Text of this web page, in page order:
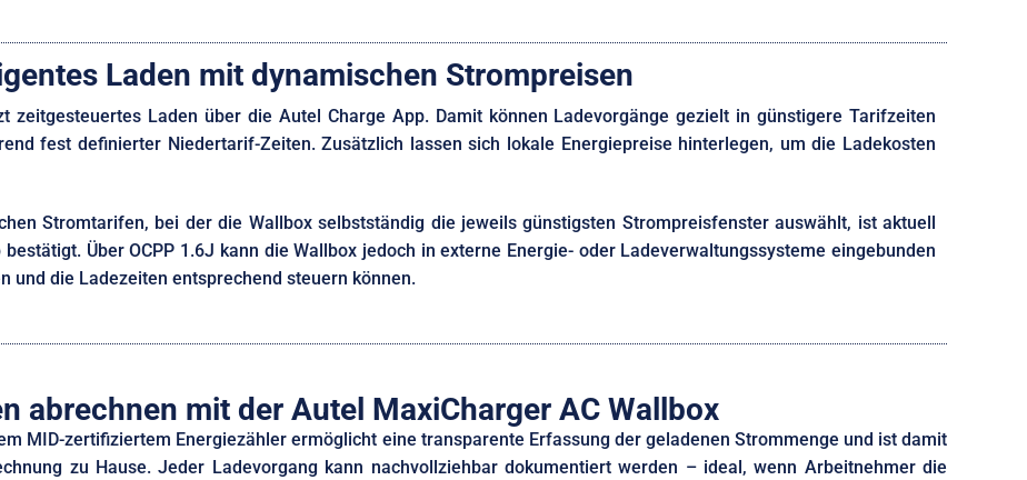
Laden mit dynamischen Strompreisen
zeitgesteuertes Laden über die Autel Charge App. Damit können Ladevorgänge gezielt in günstigere Tarifzeiten
fest definierter Niedertarif-Zeiten. Zusätzlich lassen sich lokale Energiepreise hinterlegen, um die Ladekosten
Stromtarifen, bei der die Wallbox selbstständig die jeweils günstigsten Strompreisfenster auswählt, ist aktuell
Über OCPP 1.6J kann die Wallbox jedoch in externe Energie- oder Ladeverwaltungssysteme eingebunden
und die Ladezeiten entsprechend steuern können.
abrechnen mit der Autel MaxiCharger AC Wallbox
MID-zertifiziertem Energiezähler ermöglicht eine transparente Erfassung der geladenen Strommenge und ist damit
zu Hause. Jeder Ladevorgang kann nachvollziehbar dokumentiert werden – ideal, wenn Arbeitnehmer die